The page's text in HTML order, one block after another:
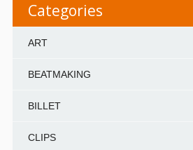
Categories
ART
BEATMAKING
BILLET
CLIPS